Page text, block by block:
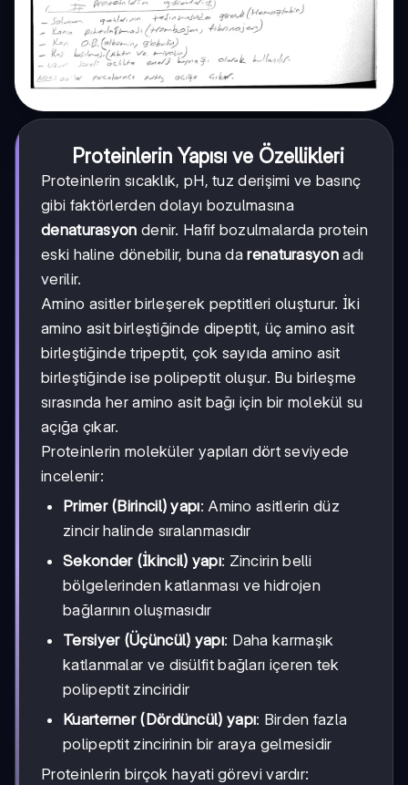
Proteinlerin Yapısı ve Özellikleri
Proteinlerin sıcaklık, pH, tuz derişimi ve basınç
gibi faktörlerden dolayı bozulmasına
denaturasyon denir. Hafif bozulmalarda protein
eski haline dönebilir, buna darenaturasyonadı
verilir.
Amino asitler birleşerek peptitleri oluşturur. İki
amino asit birleştiğinde dipeptit, üç amino asit
birleştiğinde tripeptit, çok sayıda amino asit
birleştiğinde ise polipeptit oluşur. Bu birleşme
sırasında her amino asit bağı için bir molekül su
açığa çıkar.
Proteinlerin moleküler yapıları dört seviyede
incelenir:
Primer (Birincil) yapı: Amino asitlerin düz
zincir halinde sıralanmasıdır
Sekonder (İkincil) yapı: Zincirin belli
bölgelerinden katlanması ve hidrojen
bağlarının oluşmasıdır
Tersiyer (Üçüncül) yapı: Daha karmaşık
katlanmalar ve disülfit bağları içeren tek
polipeptit zinciridir
Kuarterner (Dördüncül) yapı: Birden fazla
polipeptit zincirinin bir araya gelmesidir
Proteinlerin birçok hayati görevi vardır: